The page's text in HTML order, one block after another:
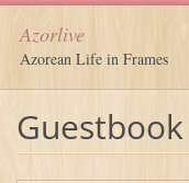
Azorlive
Azorean Life in Frames
Guestbook